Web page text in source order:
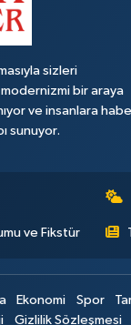
sizleri
bir araya
ve insanlara
sunuyor.
ve Fikstür
Ekonomi Spor
Gizlilik Sözleşmesi